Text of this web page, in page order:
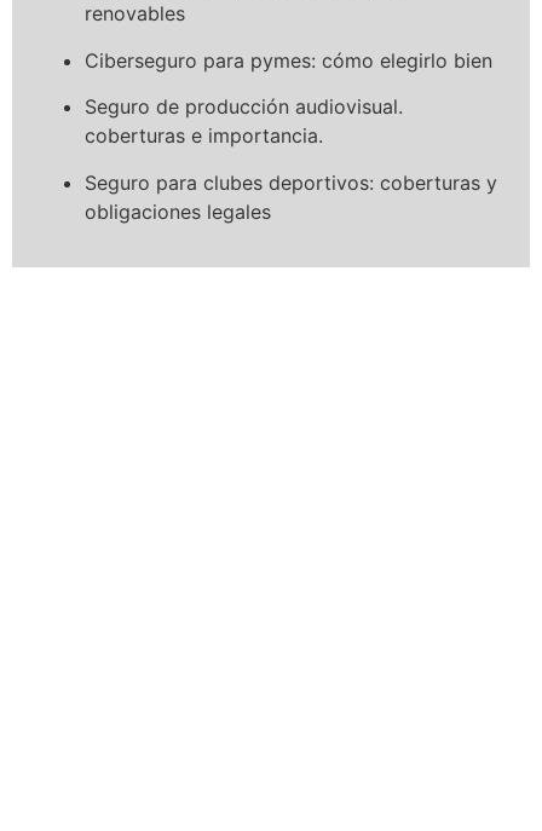
renovables
Ciberseguro para pymes: cómo elegirlo bien
Seguro de producción audiovisual.
coberturas e importancia.
Seguro para clubes deportivos: coberturas y
obligaciones legales